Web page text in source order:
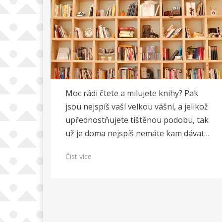
Moc rádi čtete a milujete knihy? Pak
jsou nejspíš vaší velkou vášní, a jelikož
upřednostňujete tištěnou podobu, tak
už je doma nejspíš nemáte kam dávat…
Číst více